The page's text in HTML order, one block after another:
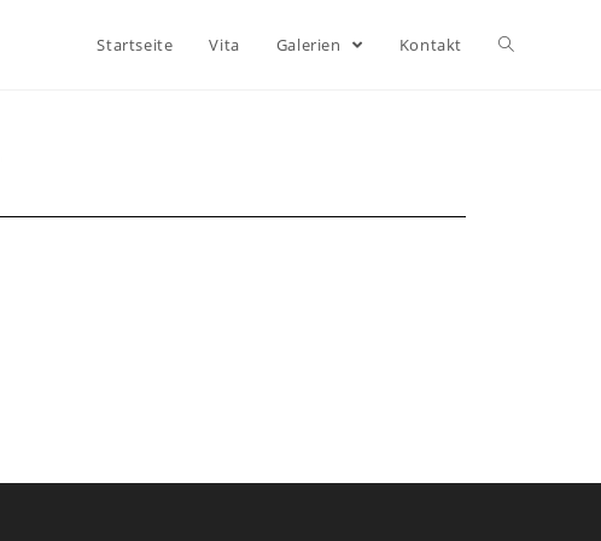
Startseite Vita Galerien Kontakt